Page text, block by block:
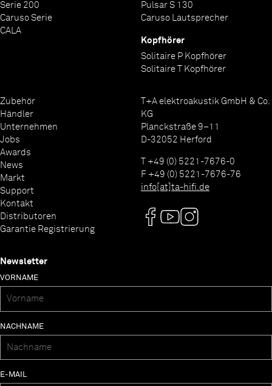
Serie 200
Caruso Serie
CALA
Pulsar S 130
Caruso Lautsprecher
Kopfhörer
Solitaire P Kopfhörer
Solitaire T Kopfhörer
Zubehör
Händler
Unternehmen
Jobs
Awards
News
Markt
Support
Kontakt
Distributoren
Garantie Registrierung
T+A elektroakustik GmbH & Co.
KG
Planckstraße 9–11
D-32052 Herford
T +49 (0) 5221-7676-0
F +49 (0) 5221-7676-76
info[at]ta-hifi.de
Newsletter
VORNAME
NACHNAME
E-MAIL